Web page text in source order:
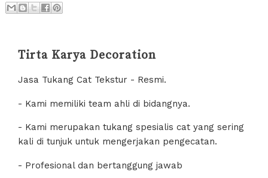
Tirta Karya Decoration
Jasa Tukang Cat Tekstur - Resmi.
- Kami memiliki team ahli di bidangnya.
- Kami merupakan tukang spesialis cat yang sering
kali di tunjuk untuk mengerjakan pengecatan.
- Profesional dan bertanggung jawab